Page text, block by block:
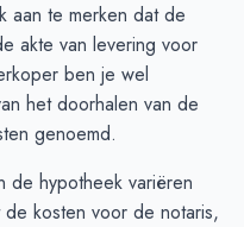
aan te merken dat de
akte van levering voor
ben je wel
het doorhalen van de
genoemd.
de hypotheek variëren
kosten voor de notaris,